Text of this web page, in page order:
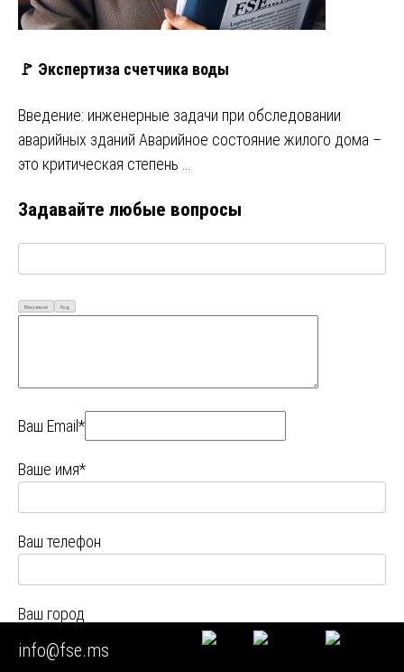
🚩 Экспертиза счетчика воды
Введение: инженерные задачи при обследовании
аварийных зданий Аварийное состояние жилого дома –
это критическая степень …
Задавайте любые вопросы
Визуально Код
Ваш Email*
Ваше имя*
Ваш телефон
Ваш город
info@fse.ms